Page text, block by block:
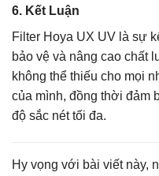
6. Kết Luận
Filter Hoya UX UV là sự
bảo vệ và nâng cao chất
không thể thiếu cho mọi
của mình, đồng thời đảm
độ sắc nét tối đa.
Hy vọng với bài viết này,